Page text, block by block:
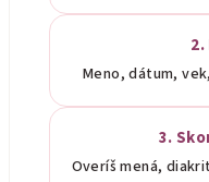
Meno, dátum,
3.
Overíš mená,